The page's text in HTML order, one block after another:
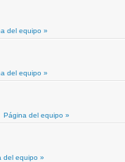
del equipo »
del equipo »
Página del equipo »
del equipo »